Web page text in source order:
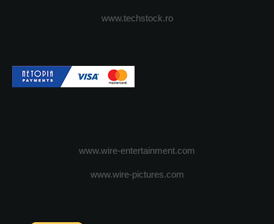
www.techstock.ro
www.wire-entertainment.com
www.wire-pictures.com